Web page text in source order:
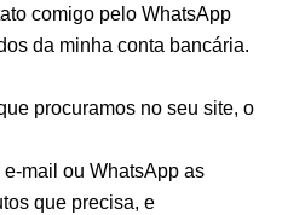
comigo pelo WhatsApp
da minha conta bancária.
procuramos no seu site, o
mail ou WhatsApp as
que precisa, e